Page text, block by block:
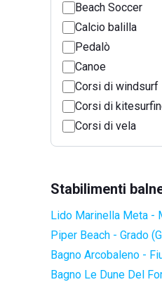
Beach Soccer
Calcio balilla
Pedalò
Canoe
Corsi di windsurf
Corsi di
Corsi di vela
Stabilimenti
Lido Marinella Meta -
Piper Beach - Grado
Bagno Arcobaleno -
Bagno Le Dune Del